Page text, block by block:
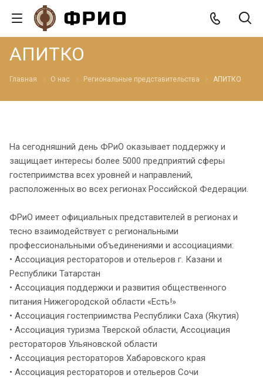
АПИТКО
Главная О нас Региональные представительства АПИТКО
На сегодняшний день ФРиО оказывает поддержку и
защищает интересы более 5000 предприятий сферы
гостеприимства всех уровней и направлений,
расположенных во всех регионах Российской Федерации.
ФРиО имеет официальных представителей в регионах и
тесно взаимодействует с региональными
профессиональными объединениями и ассоциациями:
• Ассоциация рестораторов и отельеров г. Казани и
Республики Татарстан
• Ассоциация поддержки и развития общественного
питания Нижегородской области «Есть!»
• Ассоциация гостеприимства Республики Саха (Якутия)
• Ассоциация туризма Тверской области, Ассоциация
рестораторов Ульяновской области
• Ассоциация рестораторов Хабаровского края
• Ассоциация рестораторов и отельеров Сочи